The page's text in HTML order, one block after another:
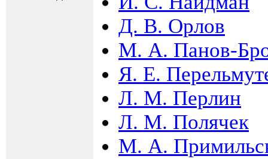
Д. В. Орлов
М. А. Панов-
Я. Е.
Л. М. Перлин
Л. М. Полячек
М. А.